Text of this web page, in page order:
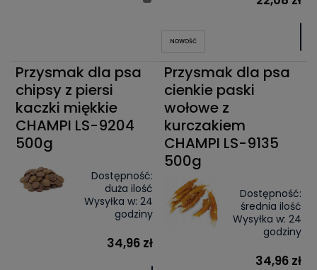
NOWOŚĆ
Przysmak dla psa
chipsy z piersi
kaczki miękkie
CHAMPI LS-9204
500g
Dostępność:
duża ilość
Wysyłka w: 24
godziny
34,96 zł
Przysmak dla psa
cienkie paski
wołowe z
kurczakiem
CHAMPI LS-9135
500g
Dostępność:
średnia ilość
Wysyłka w: 24
godziny
34,96 zł